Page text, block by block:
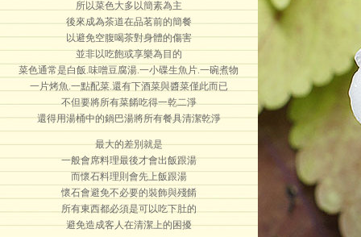
所以菜色大多以簡素為主
後來成為茶道在品茗前的簡餐
以避免空腹喝茶對身體的傷害
並非以吃飽或享樂為目的
菜色通常是白飯.味噌豆腐湯.一小碟生魚片.一碗煮物
一片烤魚.一點配菜.還有下酒菜與醬菜僅此而已
不但要將所有菜餚吃得一乾二淨
還得用湯桶中的鍋巴湯將所有餐具清潔乾淨
最大的差別就是
一般會席料理最後才會出飯跟湯
而懷石料理則會先上飯跟湯
懷石會避免不必要的裝飾與殘餚
所有東西都必須是可以吃下肚的
避免造成客人在清潔上的困擾